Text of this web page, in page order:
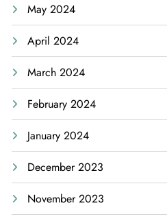
May 2024
April 2024
March 2024
February 2024
January 2024
December 2023
November 2023